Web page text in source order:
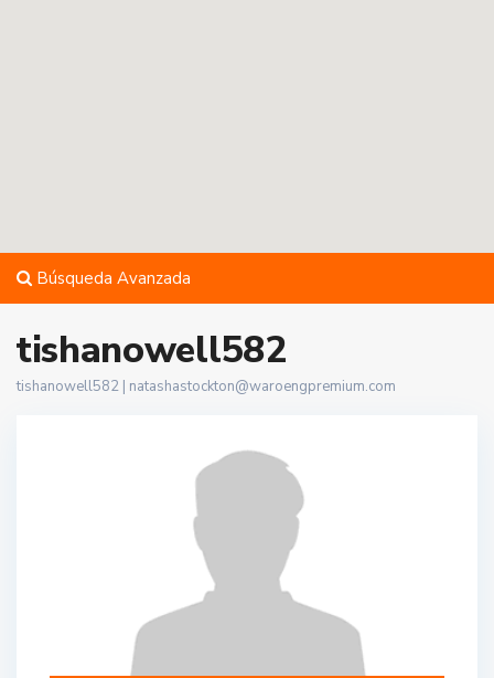
Búsqueda Avanzada
tishanowell582
tishanowell582 | natashastockton@waroengpremium.com